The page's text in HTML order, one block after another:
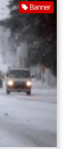
Banner